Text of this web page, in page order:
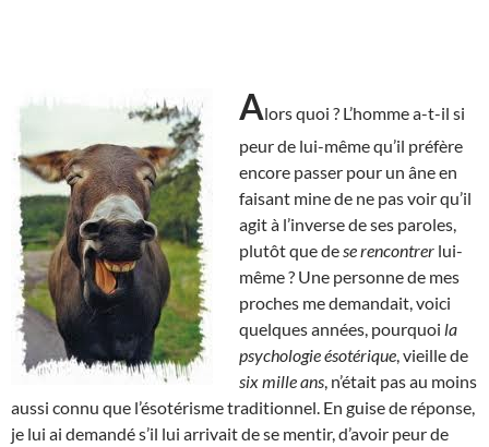
Alors quoi ? L’homme a-t-il si
peur de lui-même qu’il préfère
encore passer pour un âne en
faisant mine de ne pas voir qu’il
agit à l’inverse de ses paroles,
plutôt que de se rencontrer lui-
même ? Une personne de mes
proches me demandait, voici
quelques années, pourquoi la
psychologie ésotérique , vieille de
six mille ans , n’était pas au moins
aussi connu que l’ésotérisme traditionnel. En guise de réponse,
je lui ai demandé s’il lui arrivait de se mentir, d’avoir peur de